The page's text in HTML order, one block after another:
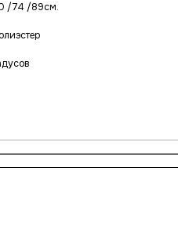
/74 /89см.